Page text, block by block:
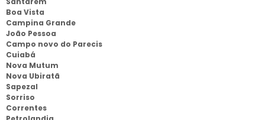
Boa Vista
Campina Grande
João Pessoa
Campo novo do Parecis
Cuiabá
Nova Mutum
Nova Ubiratã
Sapezal
Sorriso
Correntes